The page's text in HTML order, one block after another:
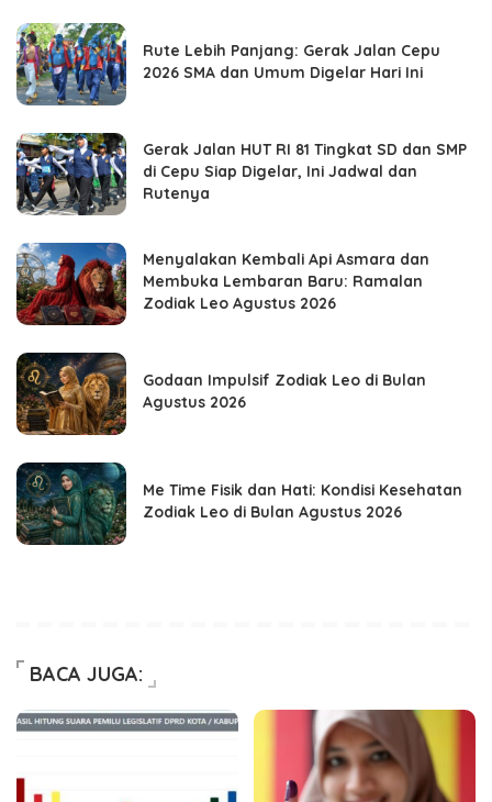
Rute Lebih Panjang: Gerak Jalan Cepu
2026 SMA dan Umum Digelar Hari Ini
Gerak Jalan HUT RI 81 Tingkat SD dan SMP
di Cepu Siap Digelar, Ini Jadwal dan
Rutenya
Menyalakan Kembali Api Asmara dan
Membuka Lembaran Baru: Ramalan
Zodiak Leo Agustus 2026
Godaan Impulsif Zodiak Leo di Bulan
Agustus 2026
Me Time Fisik dan Hati: Kondisi Kesehatan
Zodiak Leo di Bulan Agustus 2026
BACA JUGA: